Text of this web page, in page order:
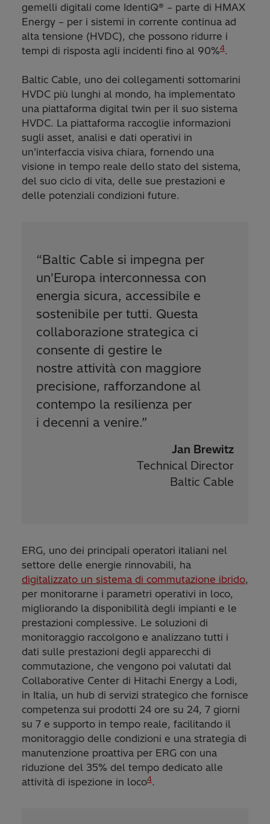
gemelli digitali come IdentiQ® – parte di HMAX
Energy – per i sistemi in corrente continua ad
alta tensione (HVDC), che possono ridurre i
tempi di risposta agli incidenti fino al 90%4.
Baltic Cable, uno dei collegamenti sottomarini
HVDC più lunghi al mondo, ha implementato
una piattaforma digital twin per il suo sistema
HVDC. La piattaforma raccoglie informazioni
sugli asset, analisi e dati operativi in
un'interfaccia visiva chiara, fornendo una
visione in tempo reale dello stato del sistema,
del suo ciclo di vita, delle sue prestazioni e
delle potenziali condizioni future.
“Baltic Cable si impegna per
un'Europa interconnessa con
energia sicura, accessibile e
sostenibile per tutti. Questa
collaborazione strategica ci
consente di gestire le
nostre attività con maggiore
precisione, rafforzandone al
contempo la resilienza per
i decenni a venire.”
Jan Brewitz
Technical Director
Baltic Cable
ERG, uno dei principali operatori italiani nel
settore delle energie rinnovabili, ha
digitalizzato un sistema di commutazione ibrido,
per monitorarne i parametri operativi in loco,
migliorando la disponibilità degli impianti e le
prestazioni complessive. Le soluzioni di
monitoraggio raccolgono e analizzano tutti i
dati sulle prestazioni degli apparecchi di
commutazione, che vengono poi valutati dal
Collaborative Center di Hitachi Energy a Lodi,
in Italia, un hub di servizi strategico che fornisce
competenza sui prodotti 24 ore su 24, 7 giorni
su 7 e supporto in tempo reale, facilitando il
monitoraggio delle condizioni e una strategia di
manutenzione proattiva per ERG con una
riduzione del 35% del tempo dedicato alle
attività di ispezione in loco4.